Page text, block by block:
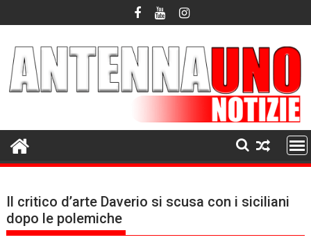
to
Il critico d’arte Daverio si scusa con i siciliani
dopo le polemiche